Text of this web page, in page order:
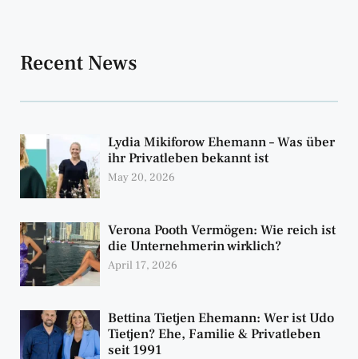
Recent News
Lydia Mikiforow Ehemann – Was über
ihr Privatleben bekannt ist
May 20, 2026
Verona Pooth Vermögen: Wie reich ist
die Unternehmerin wirklich?
April 17, 2026
Bettina Tietjen Ehemann: Wer ist Udo
Tietjen? Ehe, Familie & Privatleben
seit 1991